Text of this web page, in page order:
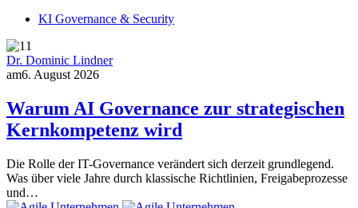
KI Governance & Security
Dr. Dominic Lindner
am6. August 2026
Warum AI Governance zur strategischen
Kernkompetenz wird
Die Rolle der IT-Governance verändert sich derzeit grundlegend.
Was über viele Jahre durch klassische Richtlinien, Freigabeprozesse
und…